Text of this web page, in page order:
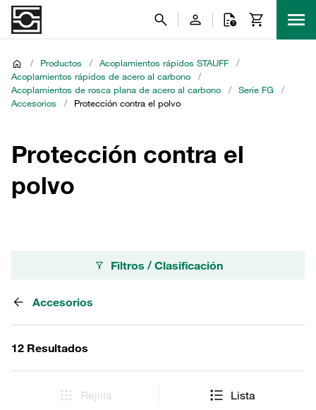
/ Productos / Acoplamientos rápidos STAUFF
/
Acoplamientos rápidos de acero al carbono
/
Acoplamientos de rosca plana de acero al carbono
/ Serie FG
/
Accesorios
/ Protección contra el polvo
Protección contra el
polvo
Filtros / Clasificación
Accesorios
12 Resultados
Rejilla Lista